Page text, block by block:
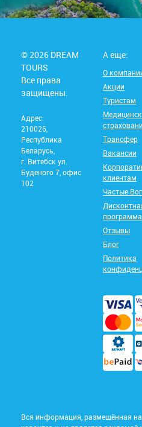
© 2026 DREAM
TOURS
Все права
защищены.
Адрес:
210026,
Республика
Беларусь,
г. Витебск ул.
Буденого 7, офис
102
А еще:
О
Акции
Туристам
Трансфер
Вакансии
клиентам
Частые
программа
Отзывы
Блог
Политика
Вся информация, размещённая